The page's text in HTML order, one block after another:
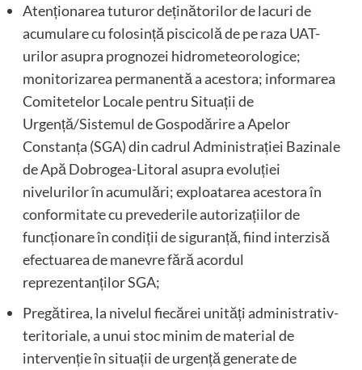
Atenționarea tuturor deținătorilor de lacuri de
acumulare cu folosință piscicolă de pe raza UAT-
urilor asupra prognozei hidrometeorologice;
monitorizarea permanentă a acestora; informarea
Comitetelor Locale pentru Situații de
Urgență/Sistemul de Gospodărire a Apelor
Constanța (SGA) din cadrul Administrației Bazinale
de Apă Dobrogea-Litoral asupra evoluției
nivelurilor în acumulări; exploatarea acestora în
conformitate cu prevederile autorizațiilor de
funcționare în condiții de siguranță, fiind interzisă
efectuarea de manevre fără acordul
reprezentanților SGA;
Pregătirea, la nivelul fiecărei unități administrativ-
teritoriale, a unui stoc minim de material de
intervenție în situații de urgență generate de